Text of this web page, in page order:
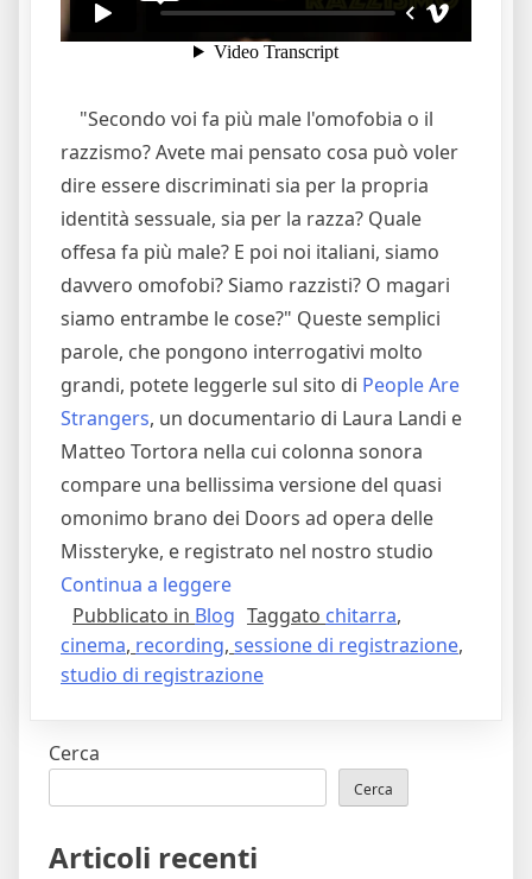
"Secondo voi fa più male l'omofobia o il
razzismo? Avete mai pensato cosa può voler
dire essere discriminati sia per la propria
identità sessuale, sia per la razza? Quale
offesa fa più male? E poi noi italiani, siamo
davvero omofobi? Siamo razzisti? O magari
siamo entrambe le cose?" Queste semplici
parole, che pongono interrogativi molto
grandi, potete leggerle sul sito di People Are
Strangers, un documentario di Laura Landi e
Matteo Tortora nella cui colonna sonora
compare una bellissima versione del quasi
omonimo brano dei Doors ad opera delle
Missteryke, e registrato nel nostro studio
Continua a leggere"People
Are
Strangers
–
PM
Pubblicato in Blog Taggato chitarra,
cinema, recording, sessione di registrazione,
studio di registrazione
Cerca
Cerca
Articoli recenti